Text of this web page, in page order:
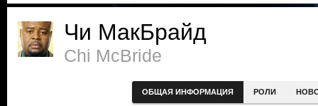
Чи МакБрайд
Chi McBride
ОБЩАЯ ИНФОРМАЦИЯ РОЛИ